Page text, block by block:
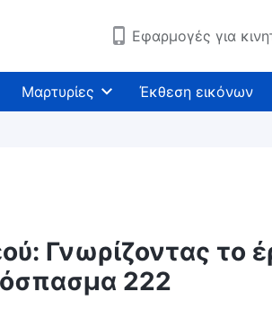
Εφαρμογές για
Μαρτυρίες Έκθεση εικόνων
και είναι Μυστήρια
Γνωρίζοντας το
222